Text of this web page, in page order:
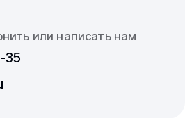
или написать нам
35